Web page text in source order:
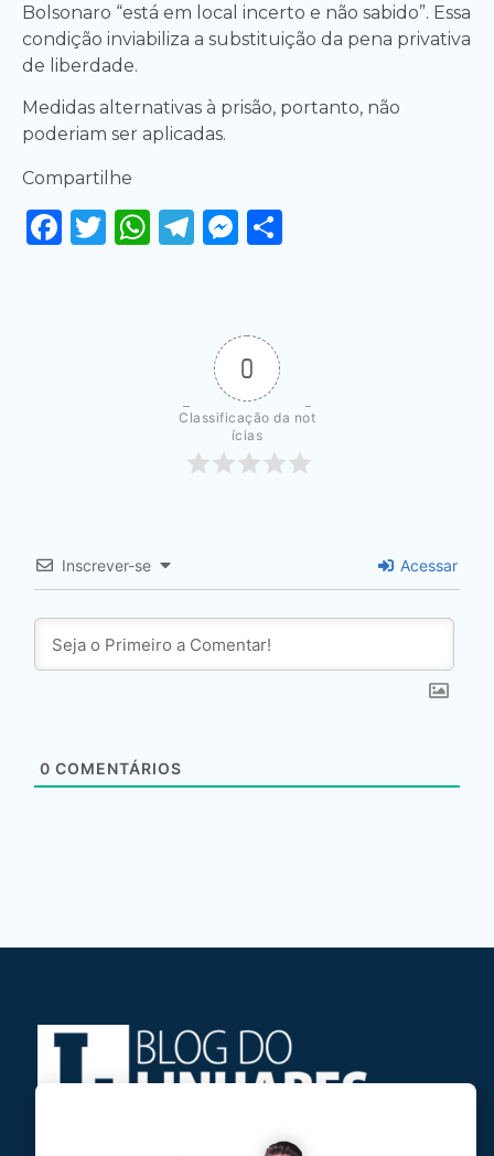
Bolsonaro “está em local incerto e não sabido”. Essa
condição inviabiliza a substituição da pena privativa
de liberdade.
Medidas alternativas à prisão, portanto, não
poderiam ser aplicadas.
Compartilhe
Facebook
Twitter
WhatsApp
Telegram
Messenger
0
Classificação da not
ícias
Inscrever-se Acessar
0 COMENTÁRIOS